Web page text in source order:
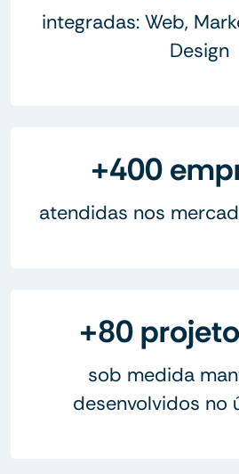
integradas: Web,
Design
+400
atendidas nos
+80
sob medida
desenvolvidos no